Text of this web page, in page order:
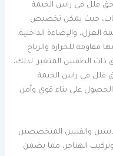
فلل في راس الخيمة
حيث يمكن تخصيص
العزل، والإضاءة الداخلية.
مقاومة للحرارة والرياح
ذات الطقس المتغير. لذلك،
فلل في راس الخيمة
على بناء قوي وآمن
والفنيين المتخصصين
الهناجر، مما يضمن